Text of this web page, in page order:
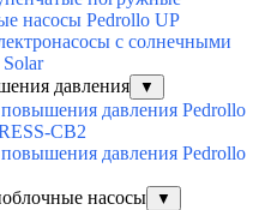
насосы Pedrollo UP
с солнечными
давления
▼
давления Pedrollo
CB2
давления Pedrollo
насосы
▼